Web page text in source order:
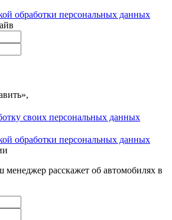
обработки персональных данных
своих персональных данных
обработки персональных данных
менеджер расскажет об автомобилях в